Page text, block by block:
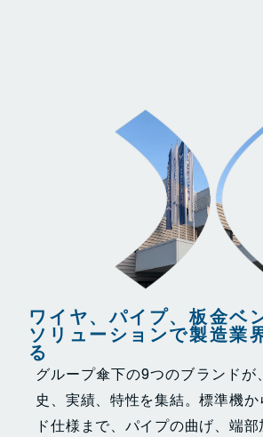
ワイヤ、パイプ、板金ベ
ソリューションで製造業
る
グループ傘下の9つのブランドが
史、実績、特性を集結。標準機
ド仕様まで、パイプの曲げ、端部